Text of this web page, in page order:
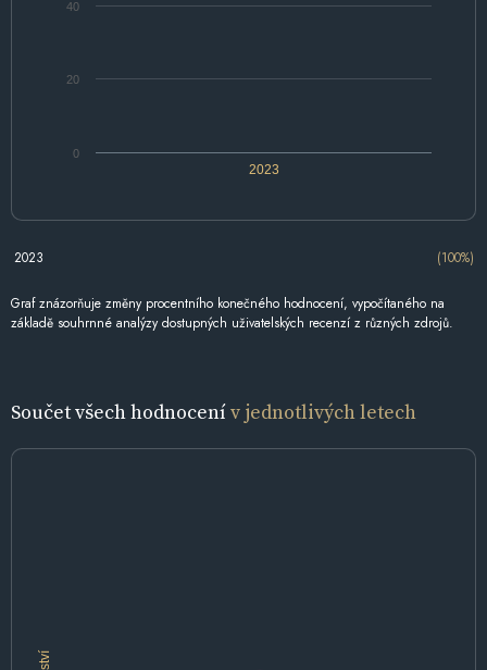
2023
0
20
40
2023 (100%)
Graf znázorňuje změny procentního konečného hodnocení, vypočítaného na
základě souhrnné analýzy dostupných uživatelských recenzí z různých zdrojů.
Součet všech hodnocenív jednotlivých letech